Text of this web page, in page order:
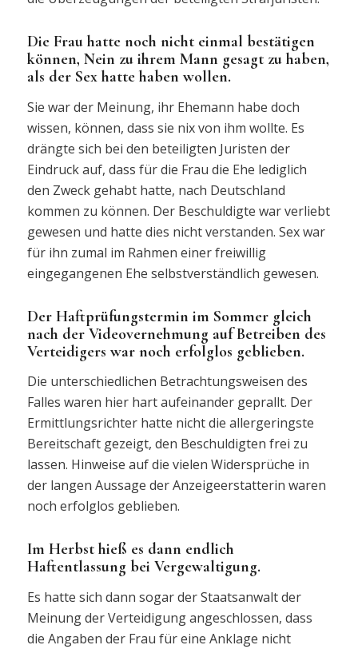
Die Frau hatte noch nicht einmal bestätigen
können, Nein zu ihrem Mann gesagt zu haben,
als der Sex hatte haben wollen.
Sie war der Meinung, ihr Ehemann habe doch
wissen, können, dass sie nix von ihm wollte. Es
drängte sich bei den beteiligten Juristen der
Eindruck auf, dass für die Frau die Ehe lediglich
den Zweck gehabt hatte, nach Deutschland
kommen zu können. Der Beschuldigte war verliebt
gewesen und hatte dies nicht verstanden. Sex war
für ihn zumal im Rahmen einer freiwillig
eingegangenen Ehe selbstverständlich gewesen.
Der Haftprüfungstermin im Sommer gleich
nach der Videovernehmung auf Betreiben des
Verteidigers war noch erfolglos geblieben.
Die unterschiedlichen Betrachtungsweisen des
Falles waren hier hart aufeinander geprallt. Der
Ermittlungsrichter hatte nicht die allergeringste
Bereitschaft gezeigt, den Beschuldigten frei zu
lassen. Hinweise auf die vielen Widersprüche in
der langen Aussage der Anzeigeerstatterin waren
noch erfolglos geblieben.
Im Herbst hieß es dann endlich
Haftentlassung bei Vergewaltigung.
Es hatte sich dann sogar der Staatsanwalt der
Meinung der Verteidigung angeschlossen, dass
die Angaben der Frau für eine Anklage nicht